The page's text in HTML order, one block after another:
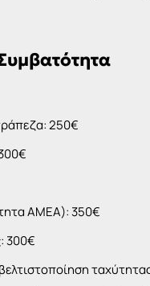
250€
ΑΜΕΑ): 350€
300€